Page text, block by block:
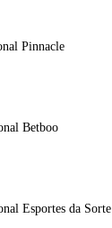
Pinnacle
Betboo
Esportes da Sorte